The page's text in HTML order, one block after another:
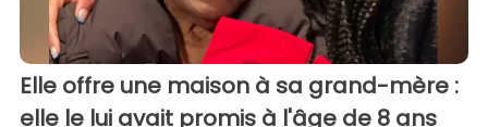
Elle offre une maison à sa grand-mère :
elle le lui avait promis à l'âge de 8 ans